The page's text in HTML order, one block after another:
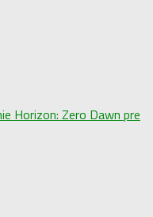
Horizon: Zero Dawn pre